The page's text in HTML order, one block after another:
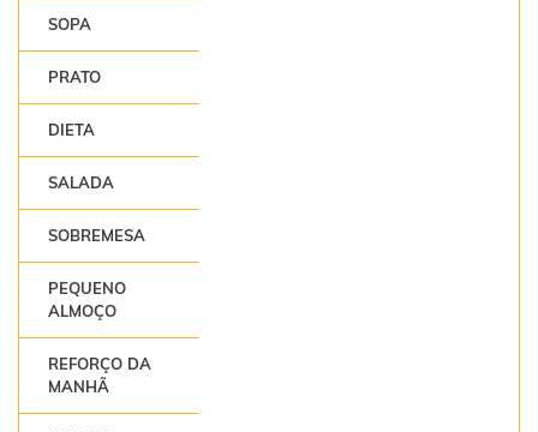
SOPA
PRATO
DIETA
SALADA
SOBREMESA
PEQUENO
ALMOÇO
REFORÇO DA
MANHÃ